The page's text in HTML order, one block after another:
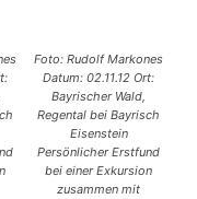
Foto: Rudolf Markones
Datum: 02.11.12 Ort:
Bayrischer Wald,
Regental bei Bayrisch
Eisenstein
Persönlicher Erstfund
bei einer Exkursion
zusammen mit